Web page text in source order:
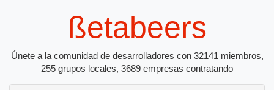
ßetabeers
Únete a la comunidad de desarrolladores con 32141 miembros,
255 grupos locales, 3689 empresas contratando